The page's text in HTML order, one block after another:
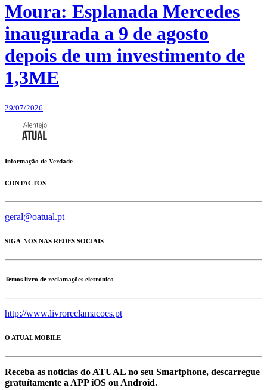
Moura: Esplanada Mercedes
inaugurada a 9 de agosto
depois de um investimento de
1,3ME
29/07/2026
Informação de Verdade
CONTACTOS
geral@oatual.pt
SIGA-NOS NAS REDES SOCIAIS
Temos livro de reclamações eletrónico
http://www.livroreclamacoes.pt
O ATUAL MOBILE
Receba as notícias do ATUAL no seu Smartphone, descarregue
gratuítamente a APP iOS ou Android.